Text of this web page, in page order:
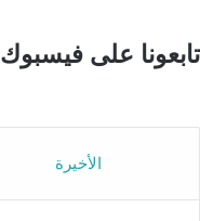
تابعونا على فيسبوك
الأخيرة